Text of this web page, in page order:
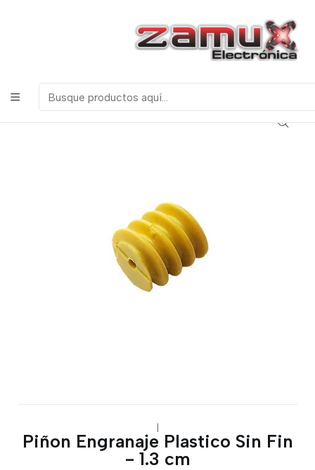
ELECTRONICOS, ROBOTICA & TECNOLOGIA
Robotica
Piñones y Poleas
Piñon Engranaje Plastico Sin Fin - 1.3 cm
|
Piñon Engranaje Plastico Sin Fin
- 1.3 cm